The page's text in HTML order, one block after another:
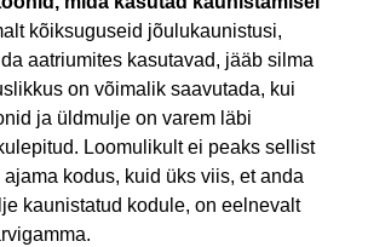
kõiksuguseid jõulukaunistusi,
aatriumites kasutavad, jääb silma
on võimalik saavutada, kui
ja üldmulje on varem läbi
Loomulikult ei peaks sellist
ajama kodus, kuid üks viis, et anda
kaunistatud kodule, on eelnevalt